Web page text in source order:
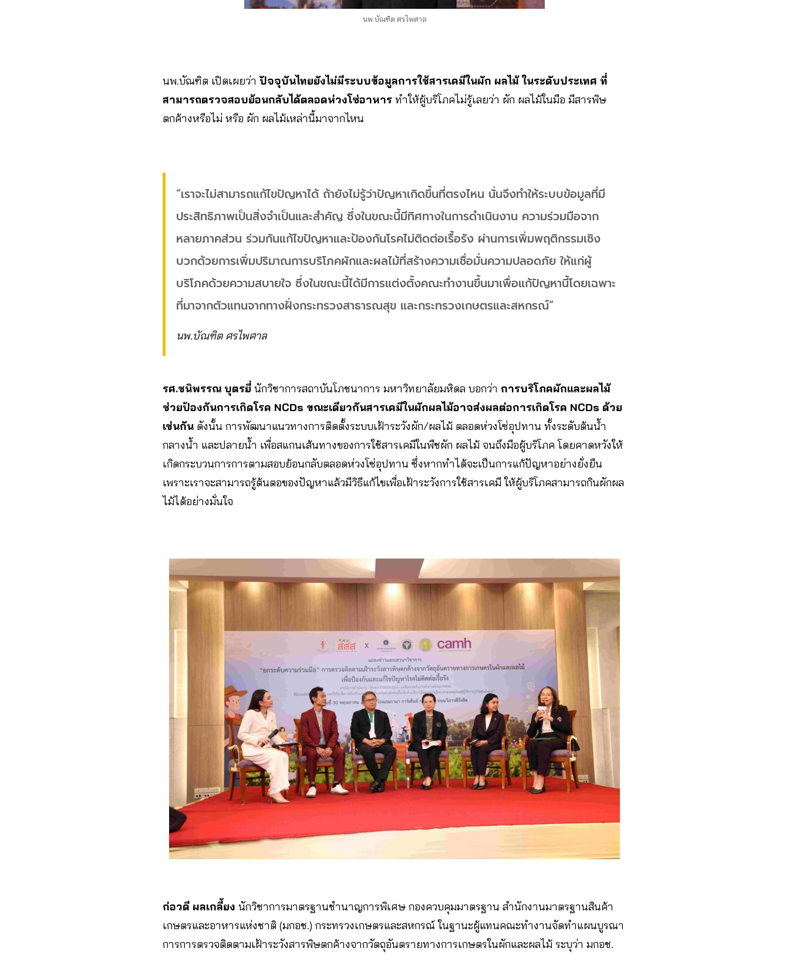
นพ.บัณฑิต ศรไพศาล
นพ.บัณฑิต เปิดเผยว่าปัจจุบันไทยยังไม่มีระบบข้อมูลการใช้สารเคมีในผัก ผลไม้ ในระดับประเทศ ที่
สามารถตรวจสอบย้อนกลับได้ตลอดห่วงโซ่อาหาร ทำให้ผู้บริโภคไม่รู้เลยว่า ผัก ผลไม้ในมือ มีสารพิษ
ตกค้างหรือไม่ หรือ ผัก ผลไม้เหล่านี้มาจากไหน
“เราจะไม่สามารถแก้ไขปัญหาได้ ถ้ายังไม่รู้ว่าปัญหาเกิดขึ้นที่ตรงไหน นั่นจึงทำให้ระบบข้อมูลที่มี
ประสิทธิภาพเป็นสิ่งจำเป็นและสำคัญ ซึ่งในขณะนี้มีทิศทางในการดำเนินงาน ความร่วมมือจาก
หลายภาคส่วน ร่วมกันแก้ไขปัญหาและป้องกันโรคไม่ติดต่อเรื้อรัง ผ่านการเพิ่มพฤติกรรมเชิง
บวกด้วยการเพิ่มปริมาณการบริโภคผักและผลไม้ที่สร้างความเชื่อมั่นความปลอดภัย ให้แก่ผู้
บริโภคด้วยความสบายใจ ซึ่งในขณะนี้ได้มีการแต่งตั้งคณะทำงานขึ้นมาเพื่อแก้ปัญหานี้โดยเฉพาะ
ที่มาจากตัวแทนจากทางฝั่งกระทรวงสาธารณสุข และกระทรวงเกษตรและสหกรณ์”
นพ.บัณฑิต ศรไพศาล
รศ.ชนิพรรณ บุตรยี่ นักวิชาการสถาบันโภชนาการ มหาวิทยาลัยมหิดล บอกว่า การบริโภคผักและผลไม้
ช่วยป้องกันการเกิดโรค NCDs ขณะเดียวกันสารเคมีในผักผลไม้อาจส่งผลต่อการเกิดโรค NCDs ด้วย
เช่นกัน ดังนั้น การพัฒนาแนวทางการติดตั้งระบบเฝ้าระวังผัก/ผลไม้ ตลอดห่วงโซ่อุปทาน ทั้งระดับต้นน้ำ
กลางน้ำ และปลายน้ำ เพื่อสแกนเส้นทางของการใช้สารเคมีในพืชผัก ผลไม้ จนถึงมือผู้บริโภค โดยคาดหวังให้
เกิดกระบวนการการตามสอบย้อนกลับตลอดห่วงโซ่อุปทาน ซึ่งหากทำได้จะเป็นการแก้ปัญหาอย่างยั่งยืน
เพราะเราจะสามารถรู้ต้นตอของปัญหาแล้วมีวิธีแก้ไขเพื่อเฝ้าระวังการใช้สารเคมี ให้ผู้บริโภคสามารถกินผักผล
ไม้ได้อย่างมั่นใจ
ก่อวดี ผลเกลี้ยง นักวิชาการมาตรฐานชำนาญการพิเศษ กองควบคุมมาตรฐาน สำนักงานมาตรฐานสินค้า
เกษตรและอาหารแห่งชาติ (มกอช.) กระทรวงเกษตรและสหกรณ์ ในฐานะผู้แทนคณะทำงานจัดทำแผนบูรณา
การการตรวจติดตามเฝ้าระวังสารพิษตกค้างจากวัตถุอันตรายทางการเกษตรในผักและผลไม้ ระบุว่า มกอช.